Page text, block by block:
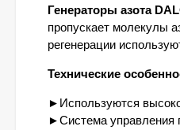
Генераторы азота
пропускает молекулы
регенерации
Технические
►Используются
►Система управления